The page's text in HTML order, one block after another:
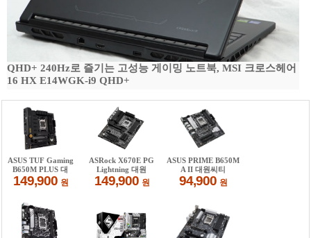
QHD+ 240Hz로 즐기는 고성능 게이밍 노트북, MSI 크로스헤어
16 HX E14WGK-i9 QHD+